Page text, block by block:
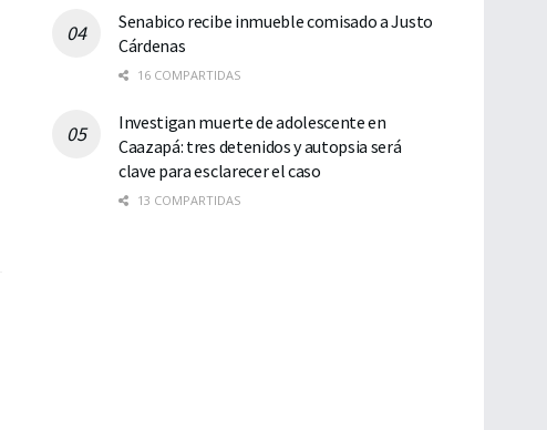
Senabico recibe inmueble comisado a Justo
Cárdenas
16 COMPARTIDAS
Investigan muerte de adolescente en
Caazapá: tres detenidos y autopsia será
clave para esclarecer el caso
13 COMPARTIDAS